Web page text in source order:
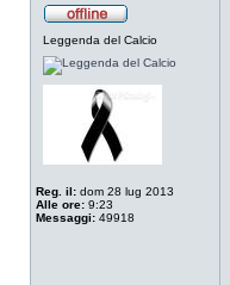
Leggenda del Calcio
Reg. il: dom 28 lug 2013
Alle ore: 9:23
Messaggi: 49918